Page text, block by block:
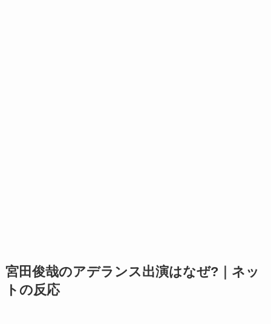
宮田俊哉のアデランス出演はなぜ?｜ネッ
トの反応